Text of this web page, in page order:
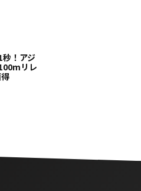
！アジ
リレ